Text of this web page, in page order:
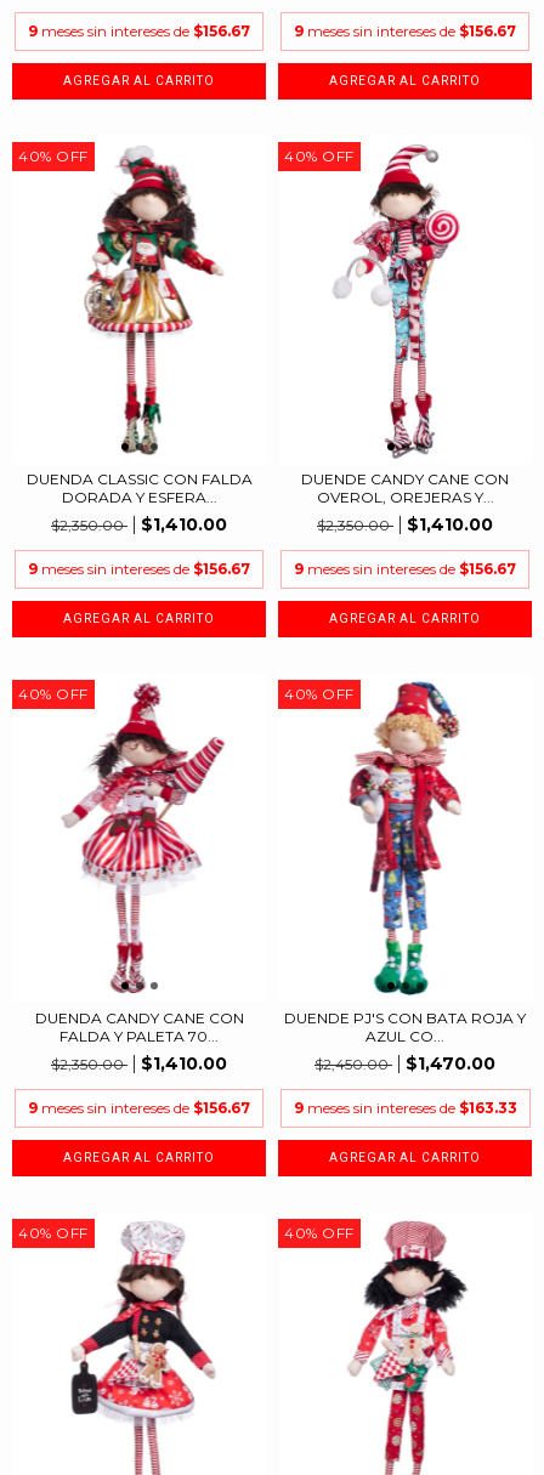
9 meses sin intereses de $156.67 9 meses sin intereses de $156.67
40% OFF
DUENDA CLASSIC CON FALDA
DORADA Y ESFERA...
$2,350.00
$1,410.00
9 meses sin intereses de $156.67
40% OFF
DUENDE CANDY CANE CON
OVEROL, OREJERAS Y...
$2,350.00
$1,410.00
9 meses sin intereses de $156.67
40% OFF
DUENDA CANDY CANE CON
FALDA Y PALETA 70...
$2,350.00
$1,410.00
9 meses sin intereses de $156.67
40% OFF
DUENDE PJ'S CON BATA ROJA Y
AZUL CO...
$2,450.00
$1,470.00
9 meses sin intereses de $163.33
40% OFF 40% OFF